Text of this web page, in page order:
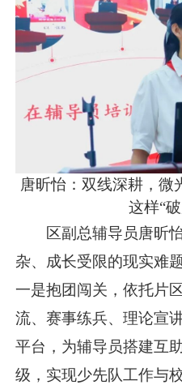
唐昕怡：双线深耕，
这样“
区副总辅导员唐昕
杂、成长受限的现实难
一是抱团闯关，依托片
流、赛事练兵、理论宣
平台，为辅导员搭建互
级，实现少先队工作与